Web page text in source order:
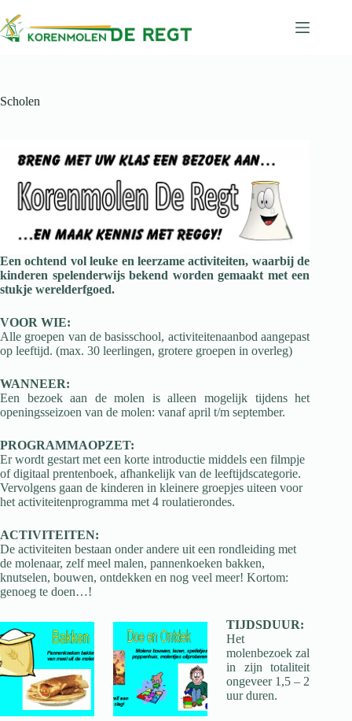
naar
de
Scholen
Een ochtend vol leuke en leerzame activiteiten, waarbij de
kinderen spelenderwijs bekend worden gemaakt met een
stukje werelderfgoed.
VOOR WIE:
Alle groepen van de basisschool, activiteitenaanbod aangepast
op leeftijd. (max. 30 leerlingen, grotere groepen in overleg)
WANNEER:
Een bezoek aan de molen is alleen mogelijk tijdens het
openingsseizoen van de molen: vanaf april t/m september.
PROGRAMMAOPZET:
Er wordt gestart met een korte introductie middels een filmpje
of digitaal prentenboek, afhankelijk van de leeftijdscategorie.
Vervolgens gaan de kinderen in kleinere groepjes uiteen voor
het activiteitenprogramma met 4 roulatierondes.
ACTIVITEITEN:
De activiteiten bestaan onder andere uit een rondleiding met
de molenaar, zelf meel malen, pannenkoeken bakken,
knutselen, bouwen, ontdekken en nog veel meer! Kortom:
genoeg te doen…!
TIJDSDUUR:
Het
molenbezoek zal
in zijn totaliteit
ongeveer 1,5 – 2
uur duren.